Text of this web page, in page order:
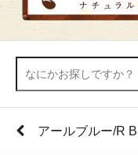
アールブルー/R